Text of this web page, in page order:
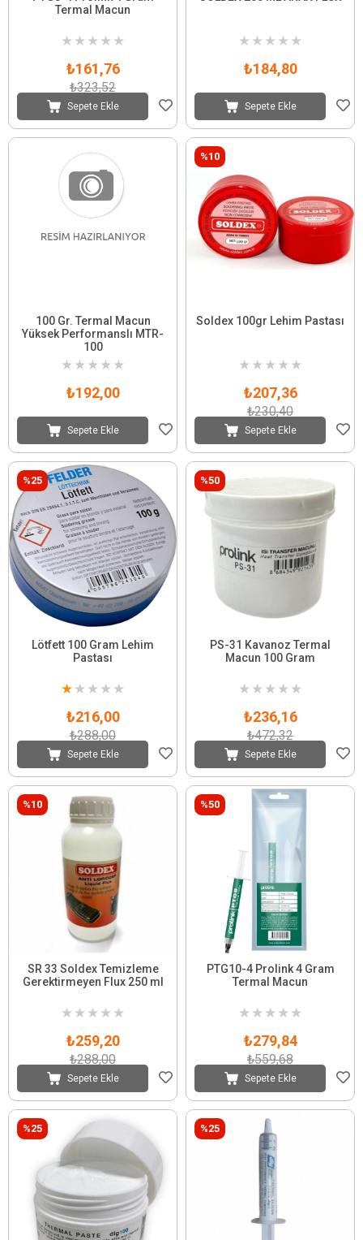
Termal Macun
★ ★ ★ ★ ★
₺161,76
₺323,52
Sepete Ekle
★ ★ ★ ★ ★
₺184,80
Sepete Ekle
100 Gr. Termal Macun
Yüksek Performanslı MTR-
100
★ ★ ★ ★ ★
₺192,00
Sepete Ekle
Soldex 100gr Lehim Pastası
★ ★ ★ ★ ★
₺207,36
₺230,40
Sepete Ekle
%10
Lötfett 100 Gram Lehim
Pastası
★ ★ ★ ★ ★
₺216,00
₺288,00
Sepete Ekle
%25
PS-31 Kavanoz Termal
Macun 100 Gram
★ ★ ★ ★ ★
₺236,16
₺472,32
Sepete Ekle
%50
SR 33 Soldex Temizleme
Gerektirmeyen Flux 250 ml
★ ★ ★ ★ ★
₺259,20
₺288,00
Sepete Ekle
%10
PTG10-4 Prolink 4 Gram
Termal Macun
★ ★ ★ ★ ★
₺279,84
₺559,68
Sepete Ekle
%50
%25 %25